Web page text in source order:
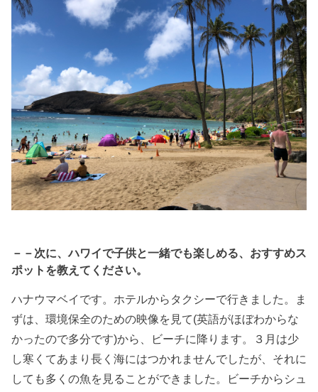
－－次に、ハワイで子供と一緒でも楽しめる、おすすめス
ポットを教えてください。
ハナウマベイです。ホテルからタクシーで行きました。ま
ずは、環境保全のための映像を見て(英語がほぼわからな
かったので多分です)から、ビーチに降ります。３月は少
し寒くてあまり長く海にはつかれませんでしたが、それに
しても多くの魚を見ることができました。ビーチからシュ